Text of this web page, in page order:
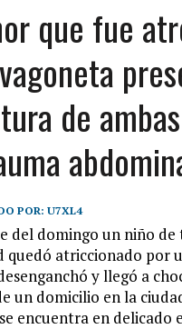
que fue
de
POR: U7XL4
del domingo un niño de
quedó atriccionado por
y llegó a
un domicilio en la
encuentra en delicado